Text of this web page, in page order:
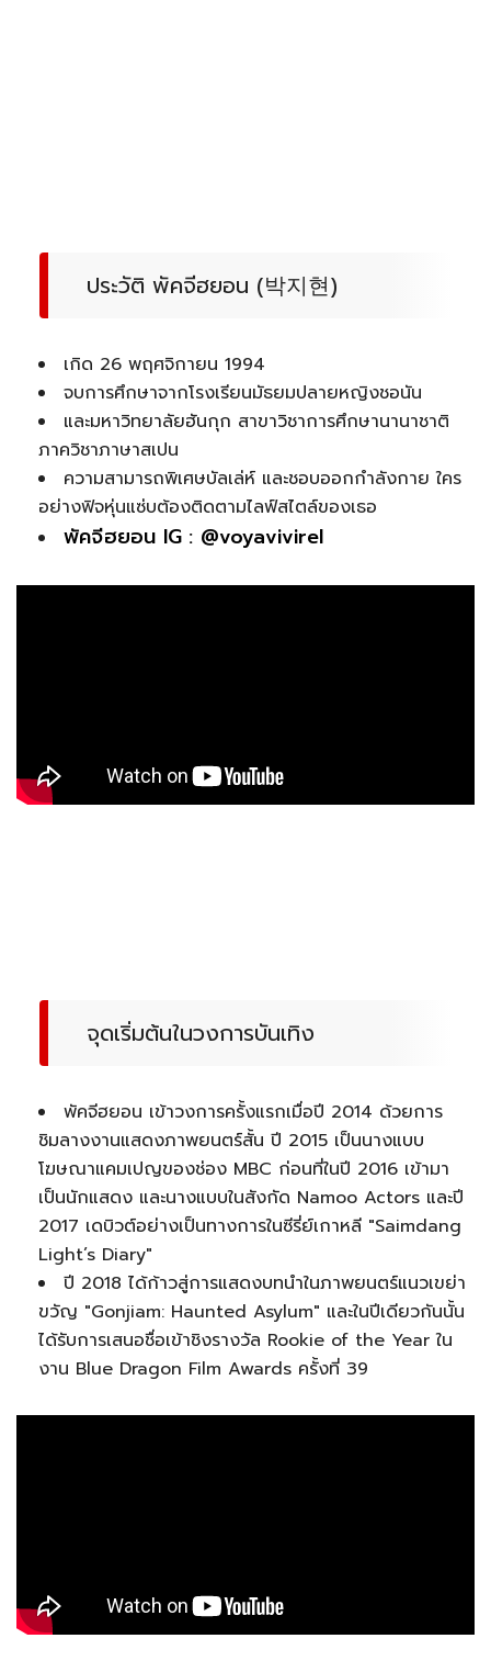
ประวัติ พัคจีฮยอน (박지현)
เกิด 26 พฤศจิกายน 1994
จบการศึกษาจากโรงเรียนมัธยมปลายหญิงชอนัน
และมหาวิทยาลัยฮันกุก สาขาวิชาการศึกษานานาชาติ
ภาควิชาภาษาสเปน
ความสามารถพิเศษบัลเล่ห์ และชอบออกกำลังกาย ใคร
อย่างฟิจหุ่นแซ่บต้องติดตามไลฟ์สไตล์ของเธอ
พัคจีฮยอน IG : @voyavivirel
จุดเริ่มต้นในวงการบันเทิง
พัคจีฮยอน เข้าวงการครั้งแรกเมื่อปี 2014 ด้วยการ
ชิมลางงานแสดงภาพยนตร์สั้น ปี 2015 เป็นนางแบบ
โฆษณาแคมเปญของช่อง MBC ก่อนที่ในปี 2016 เข้ามา
เป็นนักแสดง และนางแบบในสังกัด Namoo Actors และปี
2017 เดบิวต์อย่างเป็นทางการในซีรี่ย์เกาหลี "Saimdang
Light’s Diary"
ปี 2018 ได้ก้าวสู่การแสดงบทนำในภาพยนตร์แนวเขย่า
ขวัญ "Gonjiam: Haunted Asylum" และในปีเดียวกันนั้น
ได้รับการเสนอชื่อเข้าชิงรางวัล Rookie of the Year ใน
งาน Blue Dragon Film Awards ครั้งที่ 39